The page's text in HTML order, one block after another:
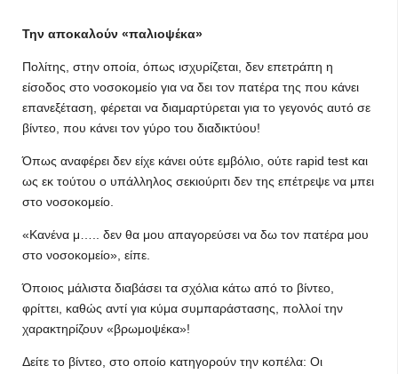
Την αποκαλούν «παλιοψέκα»
Πολίτης, στην οποία, όπως ισχυρίζεται, δεν επετράπη η
είσοδος στο νοσοκομείο για να δει τον πατέρα της που κάνει
επανεξέταση, φέρεται να διαμαρτύρεται για το γεγονός αυτό σε
βίντεο, που κάνει τον γύρο του διαδικτύου!
Όπως αναφέρει δεν είχε κάνει ούτε εμβόλιο, ούτε rapid test και
ως εκ τούτου ο υπάλληλος σεκιούριτι δεν της επέτρεψε να μπει
στο νοσοκομείο.
«Κανένα μ….. δεν θα μου απαγορεύσει να δω τον πατέρα μου
στο νοσοκομείο», είπε.
Όποιος μάλιστα διαβάσει τα σχόλια κάτω από το βίντεο,
φρίττει, καθώς αντί για κύμα συμπαράστασης, πολλοί την
χαρακτηρίζουν «βρωμοψέκα»!
Δείτε το βίντεο, στο οποίο κατηγορούν την κοπέλα: Οι